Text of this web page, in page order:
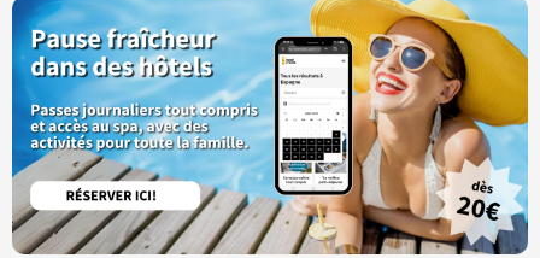
Lisbonne, Portugal
Minorque, Espagne
Girona, Espagne
Grande Canarie, Espagne
Rome, Italie
Valence, Espagne
Grenade, Espagne
Porto, Portugal
Punta Cana, République dominicaine
Caceres, Espagne
Parres, Espagne